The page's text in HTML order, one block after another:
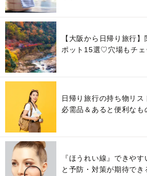
【大阪から日帰り旅行
ポット15選♡穴場もチェ
日帰り旅行の持ち物リ
必需品＆あると便利なも
『ほうれい線』できや
と予防・対策が期待でき